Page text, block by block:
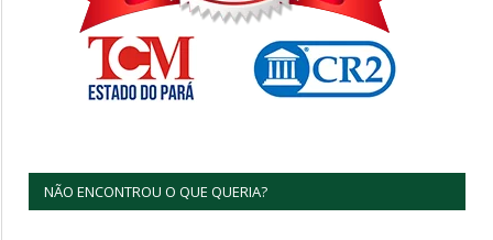
NÃO ENCONTROU O QUE QUERIA?